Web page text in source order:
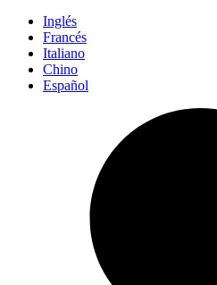
Inglés
Francés
Italiano
Chino
Español